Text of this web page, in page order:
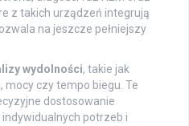
z takich urządzeń integrują
na jeszcze pełniejszy
wydolności, takie jak
czy tempo biegu. Te
dostosowanie
potrzeb i